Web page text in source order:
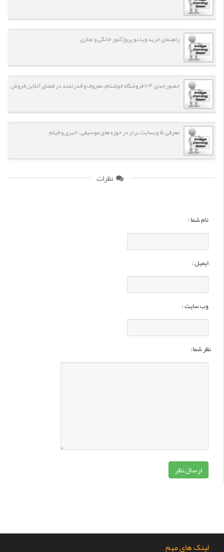
راهنمای خرید ویدئو پروژکتور خانگی و تجاری
حضور جدی ۴+۱ فروشگاه خوشنام، معروف و قدرتمند در فضای آنلاین فروش
معرفی ۵ وبسایت برتر در حوزه های موسیقی ، خبری و فیلم
نظرات
نام شما :
ایمیل :
وب سایت :
نظر شما:
لینک های مهم